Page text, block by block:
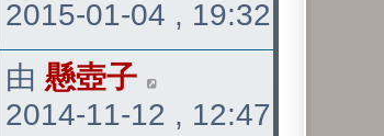
看
後
發
表
2015-01-04 , 19:32
觀最
後
由 懸壺子
2014-11-12 , 12:47